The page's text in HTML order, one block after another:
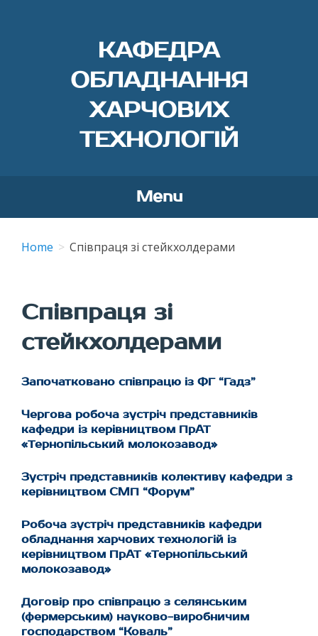
КАФЕДРА
ОБЛАДНАННЯ
ХАРЧОВИХ
ТЕХНОЛОГІЙ
Menu
content
Home Співпраця зі стейкхолдерами
Співпраця зі
стейкхолдерами
Започатковано співпрацю із ФГ “Гадз”
Чергова робоча зустріч представників
кафедри із керівництвом ПрАТ
«Тернопільський молокозавод»
Зустріч представників колективу кафедри з
керівництвом СМП “Форум”
Робоча зустріч представників кафедри
обладнання харчових технологій із
керівництвом ПрАТ «Тернопільський
молокозавод»
Договір про співпрацю з селянським
(фермерським) науково-виробничим
господарством “Коваль”